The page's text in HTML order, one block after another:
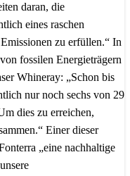
daran, die
eines raschen
zu erfüllen.“ In
fossilen Energieträgern
Whineray: „Schon bis
nur noch sechs von 29
dies zu erreichen,
Einer dieser
„eine nachhaltige